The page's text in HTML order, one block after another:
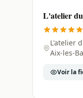
L'atelier
L'atelier
Aix-les-
Voir la